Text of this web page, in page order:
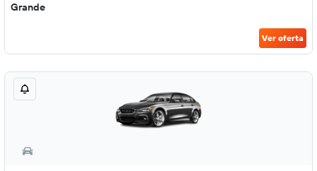
Grande
Ver oferta